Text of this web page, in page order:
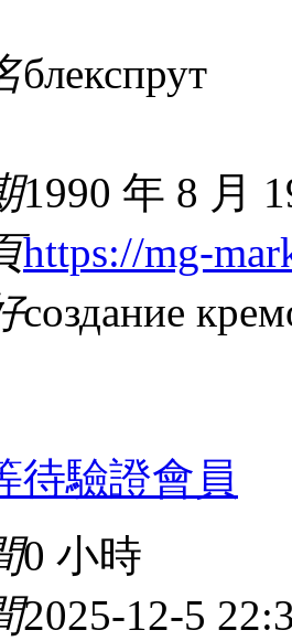
блекспрут
1990 年 8 月
https://mg-
создание
待驗證會員
0 小時
2025-12-5